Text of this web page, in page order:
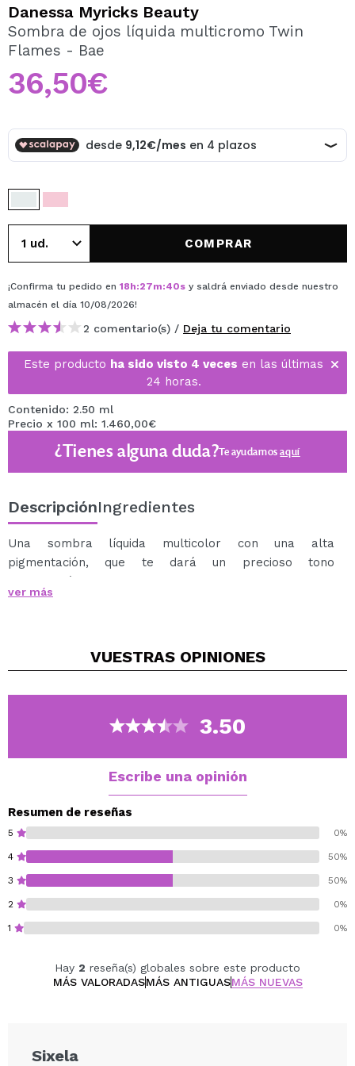
Al crear una cuenta en Maquillalia.com podrás realizar
tus compras rápidamente, revisar el estado de tus
Danessa Myricks Beauty
Sombra de ojos líquida multicromo Twin
Flames - Bae
36,50€
COMPRAR
¡Confirma tu pedido en 18h:27m:40s y saldrá enviado desde nuestro
almacén el día 10/08/2026!
2 comentario(s) / Deja tu comentario
Este producto ha sido visto 4 veces en las últimas
24 horas.
Contenido: 2.50 ml
Precio x 100 ml: 1.460,00€
¿Tienes alguna duda?Te ayudamosaquí
DescripciónIngredientes
Una sombra líquida multicolor con una alta
pigmentación, que te dará un precioso tono
multicromático resplandeciente.
Cuando se aplica, deja un aspecto cromado
quiere decir que se puede utilizar tanto en ojos como en
Su opacidad permite una transición suave de cada color
cuando se refleja directamente en la luz y ofrece un
uso a prueba de arrugas durante todo el día.
ver más
VUESTRAS OPINIONES
3.50
Escribe una opinión
Resumen de reseñas
5 0%
4 50%
3 50%
2 0%
1 0%
Hay 2 reseña(s) globales sobre este producto
MÁS VALORADASMÁS ANTIGUASMÁS NUEVAS
Sixela